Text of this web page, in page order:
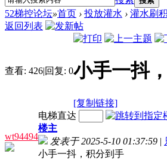
52梯控论坛»首页 › 投放灌水 › 灌水刷
返回列表
查看: 426|回复: 0小手一抖
[复制链接]
wt94494
电梯直达
楼主
发表于 2025-5-10 01:37:59 |
小手一抖，积分到手